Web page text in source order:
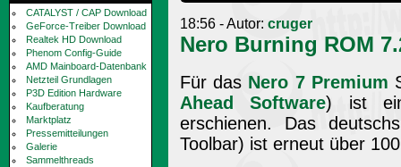
CATALYST / CAP Download
GeForce-Treiber Download
Realtek HD Download
Phenom Config-Guide
AMD Mainboard-Datenbank
Netzteil Grundlagen
P3D Edition Hardware
Kaufberatung
Marktplatz
Pressemitteilungen
Galerie
Sammelthreads
18:56 - Autor: cruger
Nero Burning ROM
Für das Nero 7 Premium
Ahead Software) ist
erschienen. Das
Toolbar) ist erneut über